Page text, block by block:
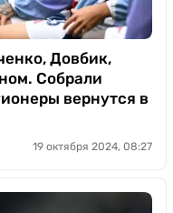
Довбик,
Собрали
вернутся в
19 октября 2024, 08:27